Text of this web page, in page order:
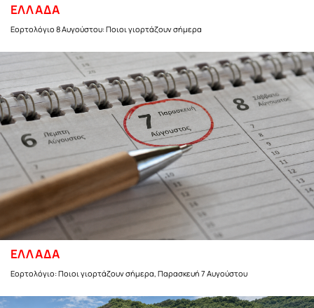
ΕΛΛΑΔΑ
Εορτολόγιο 8 Αυγούστου: Ποιοι γιορτάζουν σήμερα
ΕΛΛΑΔΑ
Εορτολόγιο: Ποιοι γιορτάζουν σήμερα, Παρασκευή 7 Αυγούστου